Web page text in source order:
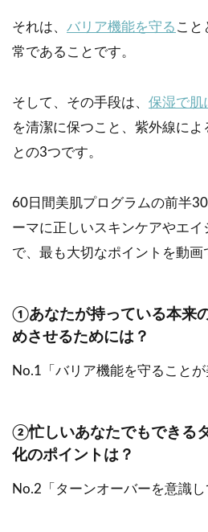
それは、 バリア機能を守る こと
常であることです。
そして、その手段は、 保湿で肌
を清潔に保つこと、紫外線によ
との3つです。
60日間美肌プログラムの前半
ーマに正しいスキンケアやエイ
で、最も大切なポイントを動画
①あなたが持っている本来
めさせるためには？
No.1「バリア機能を守ることが
②忙しいあなたでもできる
化のポイントは？
No.2「ターンオーバーを意識し